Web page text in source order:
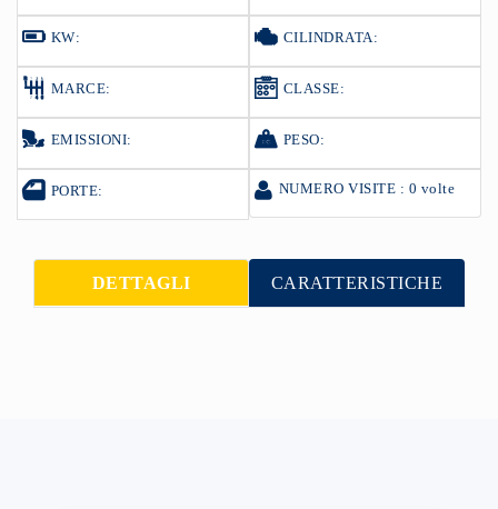
KW: CILINDRATA:
MARCE: CLASSE:
EMISSIONI: PESO:
PORTE: NUMERO VISITE : 0 volte
DETTAGLI CARATTERISTICHE